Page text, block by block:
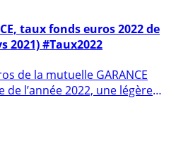
2021) #Taux2022
l’année 2022, une légère